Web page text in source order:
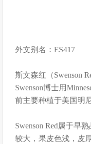
外文别名：ES417
斯文森红（Swenson
Swenson博士用
前主要种植于美国明
Swenson Red属于早
较大，果皮色浅，皮